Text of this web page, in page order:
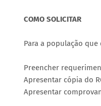
COMO SOLICITAR
Para a população
Preencher
Apresentar cópia do
Apresentar